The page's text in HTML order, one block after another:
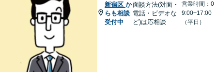
新宿区 か
らも相談
受付中
面談方法(対面・
電話・ビデオな
ど)は応相談
営業時間：0
9:00~17:00
（平日）